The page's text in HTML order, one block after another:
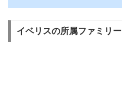
イベリスの所属ファミリー